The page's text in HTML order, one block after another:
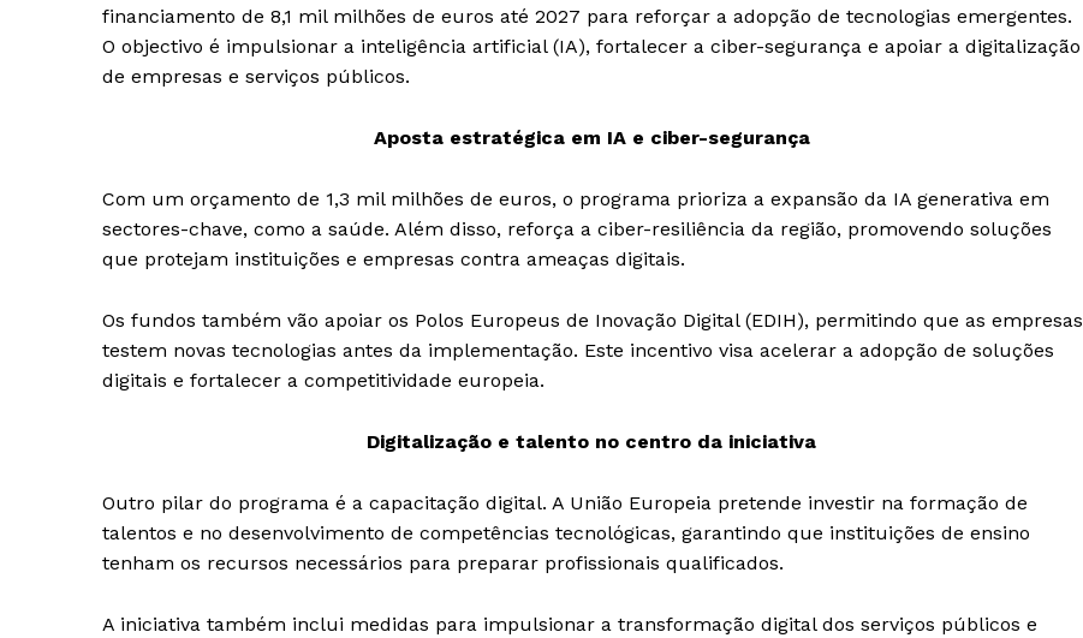
financiamento de 8,1 mil milhões de euros até 2027 para reforçar a adopção de tecnologias emergentes.
O objectivo é impulsionar a inteligência artificial (IA), fortalecer a ciber-segurança e apoiar a digitalização
de empresas e serviços públicos.
Aposta estratégica em IA e ciber-segurança
Com um orçamento de 1,3 mil milhões de euros, o programa prioriza a expansão da IA generativa em
sectores-chave, como a saúde. Além disso, reforça a ciber-resiliência da região, promovendo soluções
que protejam instituições e empresas contra ameaças digitais.
Os fundos também vão apoiar os Polos Europeus de Inovação Digital (EDIH), permitindo que as empresas
testem novas tecnologias antes da implementação. Este incentivo visa acelerar a adopção de soluções
digitais e fortalecer a competitividade europeia.
Digitalização e talento no centro da iniciativa
Outro pilar do programa é a capacitação digital. A União Europeia pretende investir na formação de
talentos e no desenvolvimento de competências tecnológicas, garantindo que instituições de ensino
tenham os recursos necessários para preparar profissionais qualificados.
A iniciativa também inclui medidas para impulsionar a transformação digital dos serviços públicos e